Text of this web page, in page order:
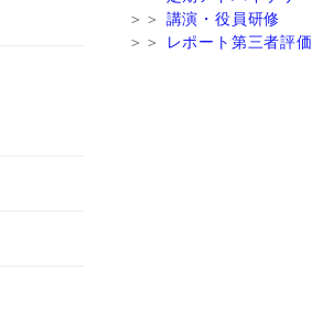
＞＞ 講演・役員研修
＞＞ レポート第三者評価